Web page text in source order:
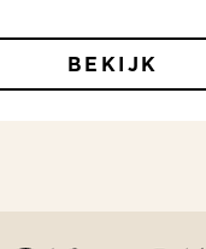
BEKIJK